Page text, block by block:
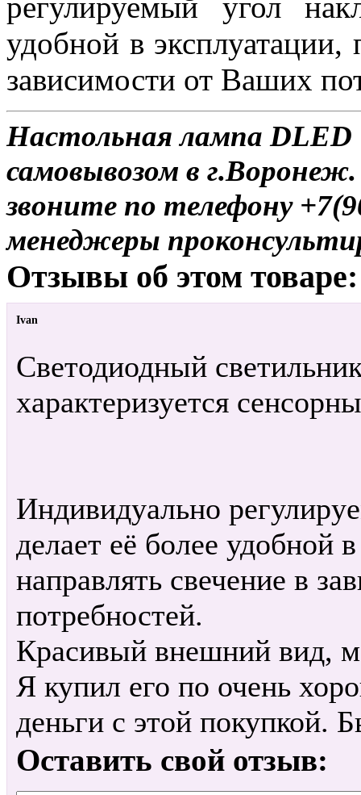
удобной в эксплуатации,
зависимости от Ваших
Настольная лампа DLED
самовывозом в
звоните по телефону
менеджеры
Отзывы об этом товаре:
Ivan
Светодиодный
характеризуется
Индивидуально
делает её более удобной
направлять свечение в
потребностей.
Красивый внешний вид,
Я купил его по очень
деньги с этой покупкой.
Оставить свой отзыв: